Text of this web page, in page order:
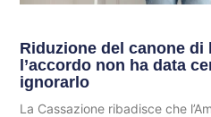
Riduzione del canone di
l’accordo non ha data
ignorarlo
La Cassazione ribadisce che